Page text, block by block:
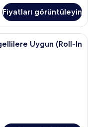
Fiyatları görüntüleyin
yastık yüzeyli yatak,
Uygun (Roll-In